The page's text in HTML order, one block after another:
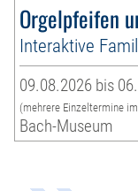
Orgelpfeifen
Interaktive
09.08.2026 bis
(mehrere Einzeltermine
Bach-Museum